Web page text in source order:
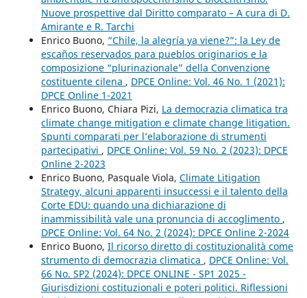
Nuove prospettive dal Diritto comparato – A cura di D.
Amirante e R. Tarchi
Enrico Buono, “Chile, la alegría ya viene?”: la Ley de
escaños reservados para pueblos originarios e la
composizione “plurinazionale” della Convenzione
costituente cilena , DPCE Online: Vol. 46 No. 1 (2021):
DPCE Online 1-2021
Enrico Buono, Chiara Pizi, La democrazia climatica tra
climate change mitigation e climate change litigation.
Spunti comparati per l’elaborazione di strumenti
partecipativi , DPCE Online: Vol. 59 No. 2 (2023): DPCE
Online 2-2023
Enrico Buono, Pasquale Viola, Climate Litigation
Strategy, alcuni apparenti insuccessi e il talento della
Corte EDU: quando una dichiarazione di
inammissibilità vale una pronuncia di accoglimento ,
DPCE Online: Vol. 64 No. 2 (2024): DPCE Online 2-2024
Enrico Buono, Il ricorso diretto di costituzionalità come
strumento di democrazia climatica , DPCE Online: Vol.
66 No. SP2 (2024): DPCE ONLINE - SP1 2025 -
Giurisdizioni costituzionali e poteri politici. Riflessioni